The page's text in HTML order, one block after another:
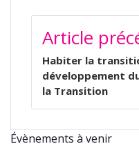
NAVIGATION
DE
L’ARTICLE
Article
Habiter la
développement
la Transition
Évènements à venir